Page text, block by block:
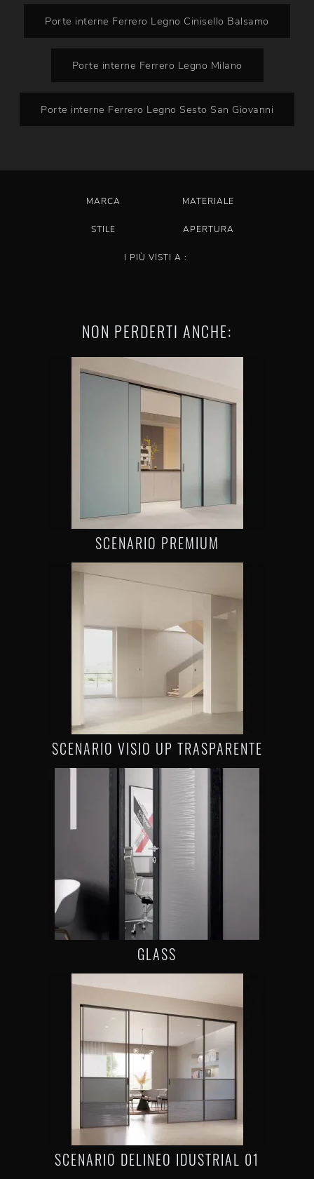
Porte interne Ferrero Legno Cinisello Balsamo
Porte interne Ferrero Legno Milano
Porte interne Ferrero Legno Sesto San Giovanni
MARCA MATERIALE
STILE APERTURA
I PIÙ VISTI A :
NON PERDERTI ANCHE:
SCENARIO PREMIUM
SCENARIO VISIO UP TRASPARENTE
GLASS
SCENARIO DELINEO IDUSTRIAL 01